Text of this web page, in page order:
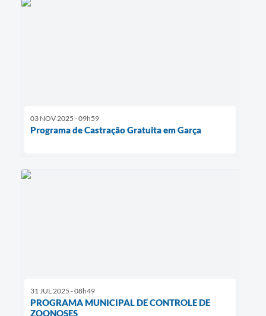
03 NOV 2025 - 09h59
Programa de Castração Gratuita em Garça
31 JUL 2025 - 08h49
PROGRAMA MUNICIPAL DE CONTROLE DE
ZOONOSES